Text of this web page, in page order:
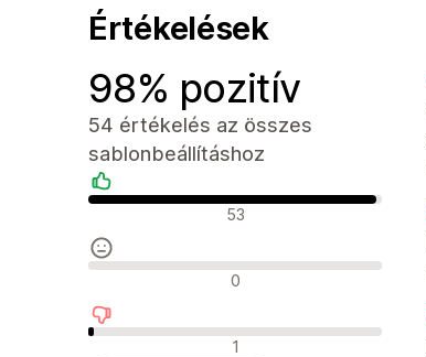
Értékelések
98% pozitív
54 értékelés az összes
sablonbeállításhoz
Pozitív értékelések
53
Semleges értékelések
0
Negatív értékelések
1